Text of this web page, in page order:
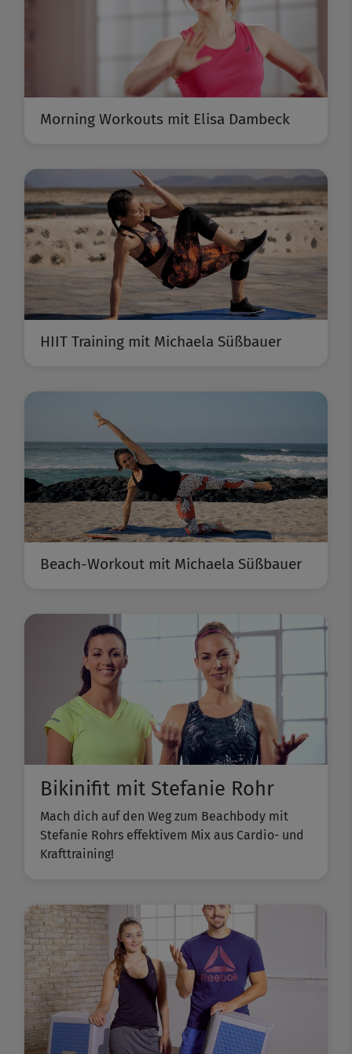
Morning Workouts mit Elisa Dambeck
HIIT Training mit Michaela Süßbauer
Beach-Workout mit Michaela Süßbauer
Bikinifit mit Stefanie Rohr
Mach dich auf den Weg zum Beachbody mit
Stefanie Rohrs effektivem Mix aus Cardio- und
Krafttraining!